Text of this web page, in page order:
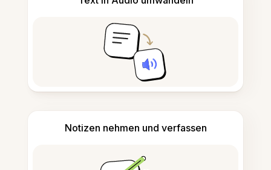
Notizen nehmen und verfassen